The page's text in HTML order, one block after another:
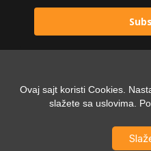
Powered by:
Digilex
Ovaj sajt koristi Cookies.
slažete sa uslovima.